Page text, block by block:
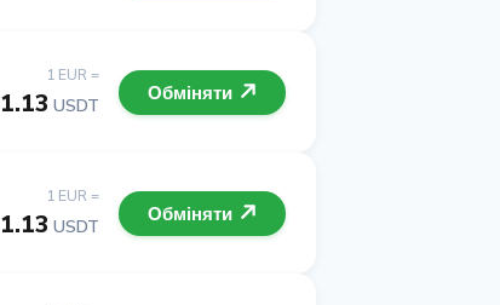
1 EUR =
1.13 USDT
Обміняти
1 EUR =
1.13 USDT
Обміняти